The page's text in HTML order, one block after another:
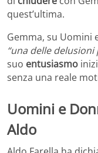
quest’ultima.
Gemma, su Uomini
“una delle delusioni
suo entusiasmo
senza una reale
Uomini e
Aldo